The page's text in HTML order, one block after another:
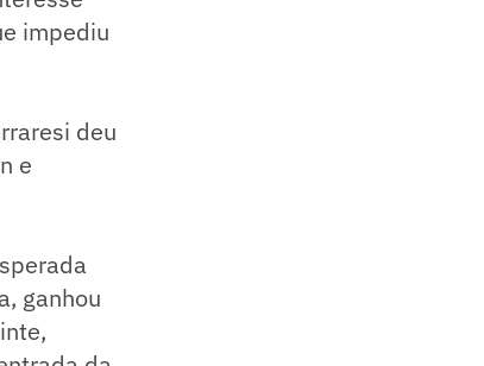
impediu
deu
e
ganhou